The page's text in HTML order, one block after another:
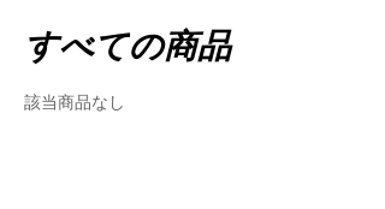
すべての商品
該当商品なし